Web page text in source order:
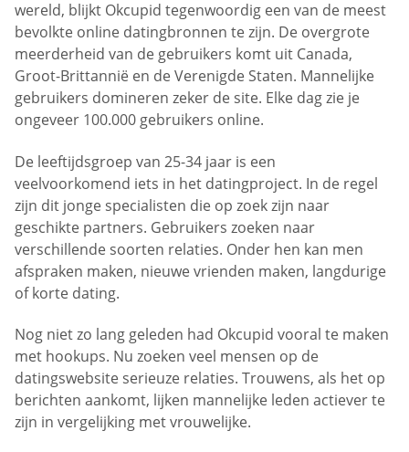
wereld, blijkt Okcupid tegenwoordig een van de meest
bevolkte online datingbronnen te zijn. De overgrote
meerderheid van de gebruikers komt uit Canada,
Groot-Brittannië en de Verenigde Staten. Mannelijke
gebruikers domineren zeker de site. Elke dag zie je
ongeveer 100.000 gebruikers online.
De leeftijdsgroep van 25-34 jaar is een
veelvoorkomend iets in het datingproject. In de regel
zijn dit jonge specialisten die op zoek zijn naar
geschikte partners. Gebruikers zoeken naar
verschillende soorten relaties. Onder hen kan men
afspraken maken, nieuwe vrienden maken, langdurige
of korte dating.
Nog niet zo lang geleden had Okcupid vooral te maken
met hookups. Nu zoeken veel mensen op de
datingswebsite serieuze relaties. Trouwens, als het op
berichten aankomt, lijken mannelijke leden actiever te
zijn in vergelijking met vrouwelijke.